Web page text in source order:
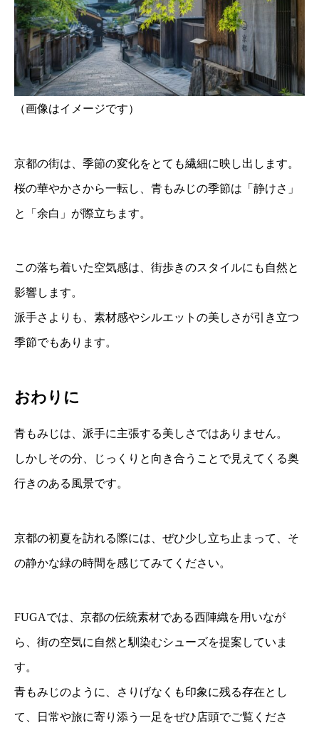
（画像はイメージです）
京都の街は、季節の変化をとても繊細に映し出します。
桜の華やかさから一転し、青もみじの季節は「静けさ」
と「余白」が際立ちます。
この落ち着いた空気感は、街歩きのスタイルにも自然と
影響します。
派手さよりも、素材感やシルエットの美しさが引き立つ
季節でもあります。
おわりに
青もみじは、派手に主張する美しさではありません。
しかしその分、じっくりと向き合うことで見えてくる奥
行きのある風景です。
京都の初夏を訪れる際には、ぜひ少し立ち止まって、そ
の静かな緑の時間を感じてみてください。
FUGAでは、京都の伝統素材である西陣織を用いなが
ら、街の空気に自然と馴染むシューズを提案していま
す。
青もみじのように、さりげなくも印象に残る存在とし
て、日常や旅に寄り添う一足をぜひ店頭でご覧くださ